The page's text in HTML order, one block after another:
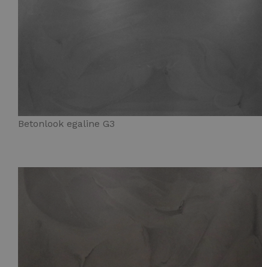
Betonlook egaline G3